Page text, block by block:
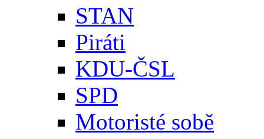
STAN
Piráti
KDU-ČSL
SPD
Motoristé sobě